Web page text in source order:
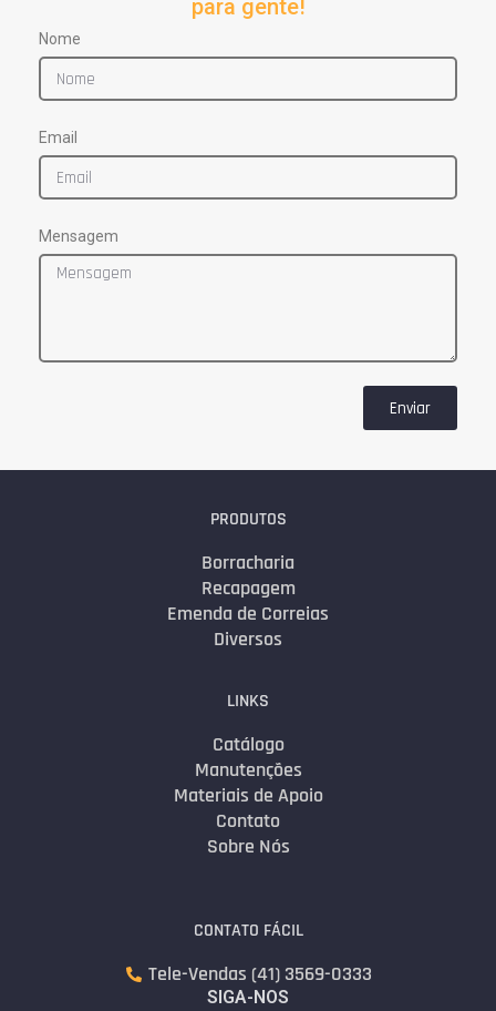
para gente!
Nome
Email
Mensagem
Enviar
PRODUTOS
Borracharia
Recapagem
Emenda de Correias
Diversos
LINKS
Catálogo
Manutenções
Materiais de Apoio
Contato
Sobre Nós
CONTATO FÁCIL
Tele-Vendas (41) 3569-0333
SIGA-NOS